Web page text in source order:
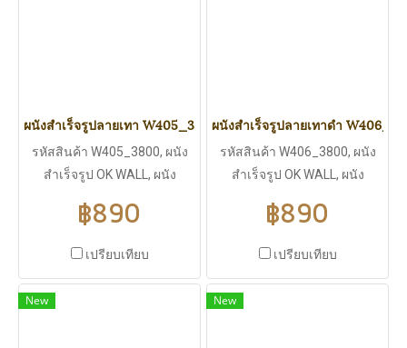
ผนังสำเร็จรูปลายเทา W405_3800
รหัสสินค้า W405_3800, ผนัง
สำเร็จรูป OK WALL, ผนัง
3800*383 มิลลิเมตร, ความ
ปลวก มอดไม่กิน, มีฉนวนกัน
ร้อน ฉนวนกันไฟฟ้า ไม่ลามไฟ,
฿890
เปรียบเทียบ
ผนังสำเร็จรูปลายเทาดำ
รหัสสินค้า W406_3800, ผนัง
สำเร็จรูป OK WALL, ผนัง
3800*383 มิลลิเมตร, ความ
ปลวก มอดไม่กิน, มีฉนวนกัน
ร้อน ฉนวนกันไฟฟ้า ไม่ลามไฟ,
฿890
เปรียบเทียบ
New New